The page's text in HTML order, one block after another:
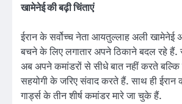
खामेनेई की बढ़ी चिंताएं
ईरान के सर्वोच्च नेता आयतुल्लाह अली खामेनेई
बचने के लिए लगातार अपने ठिकाने बदल रहे
अब अपने कमांडरों से सीधे बात नहीं करते
सहयोगी के जरिए संवाद करते हैं. साथ ही ईरान
गार्ड्स के तीन शीर्ष कमांडर मारे जा चुके हैं.